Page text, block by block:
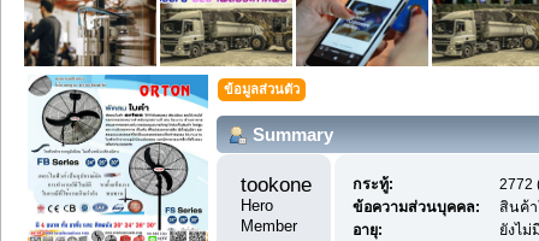
ข้อมูลส่วนตัว
Summary
tookonepost999
Hero
Member
กระทู้:
2772
ข้อความส่วนบุคคล:
สินค้
อายุ:
ยังไม่